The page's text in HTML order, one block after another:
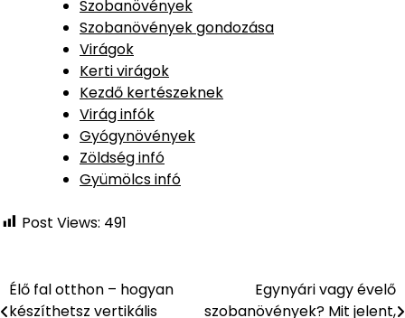
Szobanövények
Szobanövények gondozása
Virágok
Kerti virágok
Kezdő kertészeknek
Virág infók
Gyógynövények
Zöldség infó
Gyümölcs infó
Post Views: 491
Bejegyzés
Élő fal otthon – hogyan
készíthetsz vertikális
Egynyári vagy évelő
szobanövények? Mit jelent,